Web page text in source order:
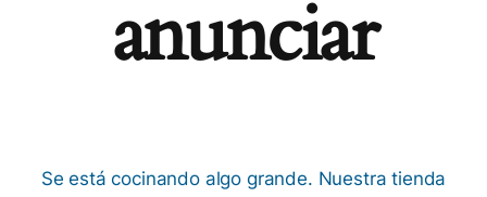
anunciar
Se está cocinando algo grande. Nuestra tienda